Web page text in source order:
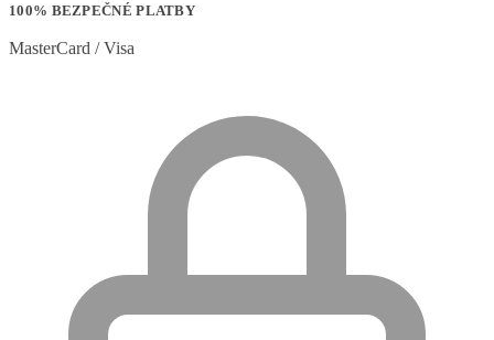
100% BEZPEČNÉ PLATBY
MasterCard / Visa